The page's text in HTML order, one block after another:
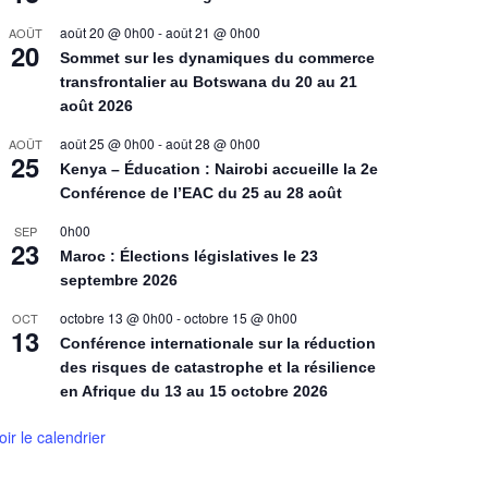
AOÛT
20
août 20 @ 0h00 -août 21 @ 0h00
Sommet sur les dynamiques du commerce
transfrontalier au Botswana du 20 au 21
août 2026
AOÛT
25
août 25 @ 0h00 -août 28 @ 0h00
Kenya – Éducation : Nairobi accueille la 2e
Conférence de l’EAC du 25 au 28 août
SEP
23
0h00
Maroc : Élections législatives le 23
septembre 2026
OCT
13
octobre 13 @ 0h00 -octobre 15 @ 0h00
Conférence internationale sur la réduction
des risques de catastrophe et la résilience
en Afrique du 13 au 15 octobre 2026
le calendrier